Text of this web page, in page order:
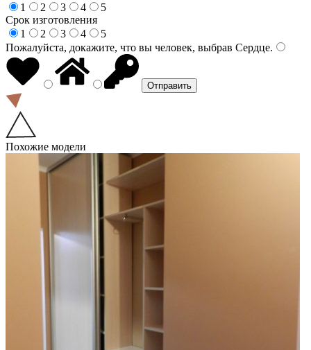
1
2 3 4
5
Срок изготовления
1
2 3 4
5
Пожалуйста, докажите, что вы человек, выбрав Сердце.
Похожие модели